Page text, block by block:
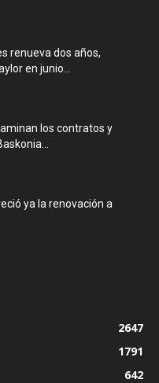
renueva dos años,
en junio...
los contratos y
ya la renovación a
2647
1791
642